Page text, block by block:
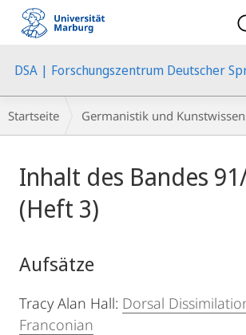
Mobile-
Navigation
DSA | Forschungszentrum Deutscher
Breadcrumb-
Navigation
Startseite Germanistik und
Inhalt des Bandes
(Heft 3)
Aufsätze
Tracy Alan Hall: Dorsal
Franconian